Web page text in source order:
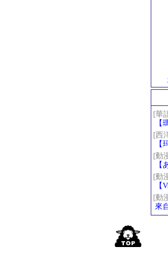
[華
[西
【
[動
【
（
心
OP
[動
【
[動
來